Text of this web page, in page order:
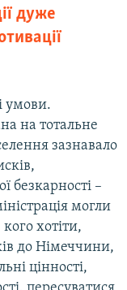
дуже
умови.
на тотальне
зазнавало
безкарності –
могли
хотіти,
до Німеччини,
цінності,